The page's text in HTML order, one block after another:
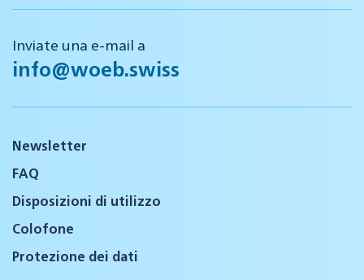
Inviate una e-mail a
info@woeb.swiss
Newsletter
FAQ
Disposizioni di utilizzo
Colofone
Protezione dei dati